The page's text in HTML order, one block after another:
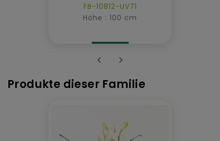
FB-10812-UV71
Höhe : 100 cm
 
Produkte dieser Familie